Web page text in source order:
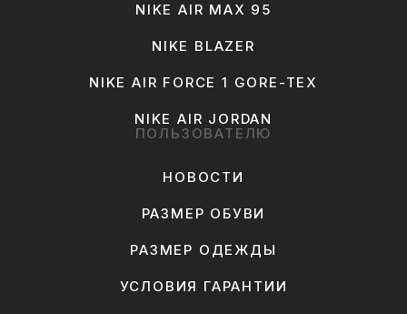
NIKE AIR MAX 95
NIKE BLAZER
NIKE AIR FORCE 1 GORE-TEX
NIKE AIR JORDAN
ПОЛЬЗОВАТЕЛЮ
НОВОСТИ
РАЗМЕР ОБУВИ
РАЗМЕР ОДЕЖДЫ
УСЛОВИЯ ГАРАНТИИ